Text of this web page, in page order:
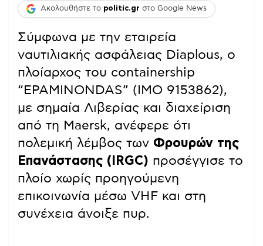
Ακολουθήστε το politic.gr στο Google News
Σύμφωνα με την εταιρεία
ναυτιλιακής ασφάλειας Diaplous, ο
πλοίαρχος του containership
“EPAMINONDAS” (IMO 9153862),
με σημαία Λιβερίας και διαχείριση
από τη Maersk, ανέφερε ότι
πολεμική λέμβος των Φρουρών της
Επανάστασης (IRGC) προσέγγισε το
πλοίο χωρίς προηγούμενη
επικοινωνία μέσω VHF και στη
συνέχεια άνοιξε πυρ.